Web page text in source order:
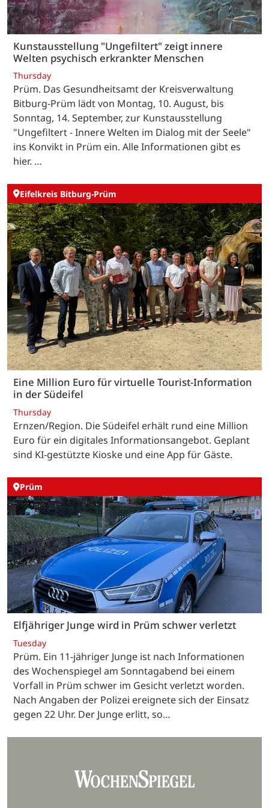
Kunstausstellung "Ungefiltert" zeigt innere
Welten psychisch erkrankter Menschen
Thursday
Prüm. Das Gesundheitsamt der Kreisverwaltung
Bitburg-Prüm lädt von Montag, 10. August, bis
Sonntag, 14. September, zur Kunstausstellung
"Ungefiltert - Innere Welten im Dialog mit der Seele"
ins Konvikt in Prüm ein. Alle Informationen gibt es
hier. …
Eifelkreis Bitburg-Prüm
Eine Million Euro für virtuelle Tourist-Information
in der Südeifel
Thursday
Ernzen/Region. Die Südeifel erhält rund eine Million
Euro für ein digitales Informationsangebot. Geplant
sind KI-gestützte Kioske und eine App für Gäste.
Prüm
Elfjähriger Junge wird in Prüm schwer verletzt
Tuesday
Prüm. Ein 11-jähriger Junge ist nach Informationen
des Wochenspiegel am Sonntagabend bei einem
Vorfall in Prüm schwer im Gesicht verletzt worden.
Nach Angaben der Polizei ereignete sich der Einsatz
gegen 22 Uhr. Der Junge erlitt, so…